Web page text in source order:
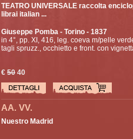
TEATRO UNIVERSALE raccolta
librai italian ...
Giuseppe Pomba - Torino - 1837
in 4°, pp. XI, 416, leg. coeva m/pelle
tagli spruzz., occhietto e front. con
€ 50 40
AA. VV.
Nuestro Madrid